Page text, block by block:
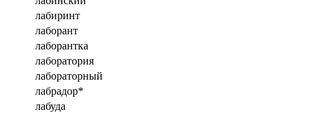
лабиринт
лаборант
лаборантка
лаборатория
лабораторный
лабрадор*
лабуда